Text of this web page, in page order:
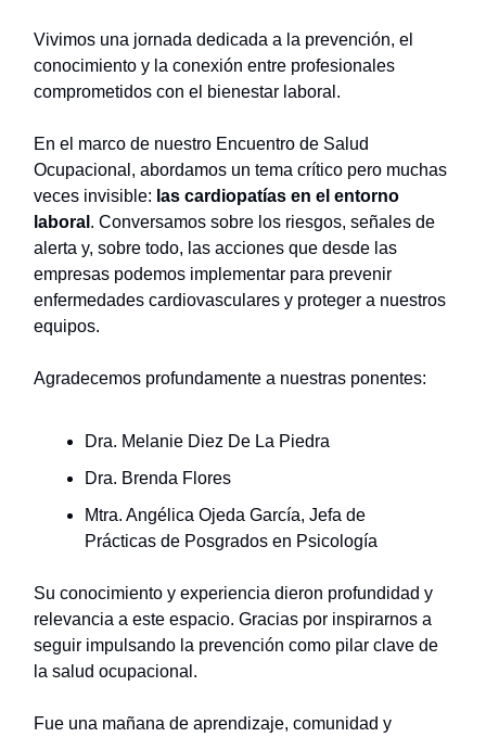
Vivimos una jornada dedicada a la prevención, el
conocimiento y la conexión entre profesionales
comprometidos con el bienestar laboral.
En el marco de nuestro Encuentro de Salud
Ocupacional, abordamos un tema crítico pero muchas
veces invisible: las cardiopatías en el entorno
laboral . Conversamos sobre los riesgos, señales de
alerta y, sobre todo, las acciones que desde las
empresas podemos implementar para prevenir
enfermedades cardiovasculares y proteger a nuestros
equipos.
Agradecemos profundamente a nuestras ponentes:
Dra. Melanie Diez De La Piedra
Dra. Brenda Flores
Mtra. Angélica Ojeda García, Jefa de
Prácticas de Posgrados en Psicología
Su conocimiento y experiencia dieron profundidad y
relevancia a este espacio. Gracias por inspirarnos a
seguir impulsando la prevención como pilar clave de
la salud ocupacional.
Fue una mañana de aprendizaje, comunidad y